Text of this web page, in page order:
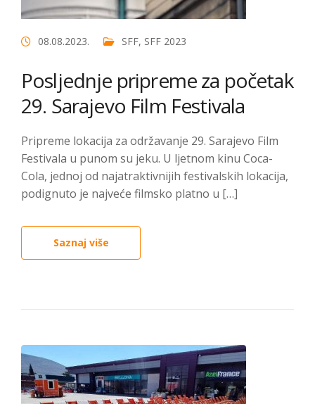
08.08.2023. SFF, SFF 2023
Posljednje pripreme za početak
29. Sarajevo Film Festivala
Pripreme lokacija za održavanje 29. Sarajevo Film
Festivala u punom su jeku. U ljetnom kinu Coca-
Cola, jednoj od najatraktivnijih festivalskih lokacija,
podignuto je najveće filmsko platno u […]
Saznaj više